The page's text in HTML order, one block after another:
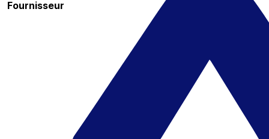
Fournisseur